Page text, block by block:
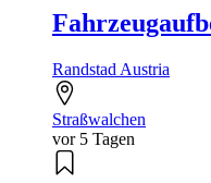
Randstad Austria
Straßwalchen
vor 5 Tagen